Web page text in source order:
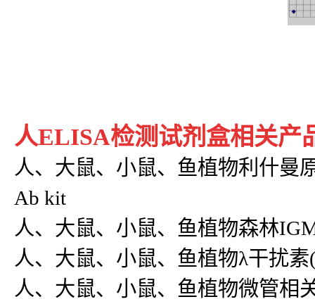
人ELISA检测试剂盒相关产
人、大鼠、小鼠、鱼植物利什曼
Ab kit
人、大鼠、小鼠、鱼植物森林
人、大鼠、小鼠、鱼植物λ干扰
人、大鼠、小鼠、鱼植物微管相